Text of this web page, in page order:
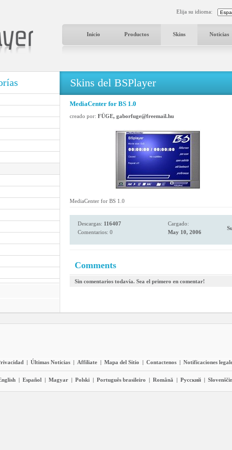
Elija su idioma:
Inicio Productos Skins Noticias
Skins del BSPlayer
MediaCenter for BS 1.0
creado por: FÜGE, gaborfuge@freemail.hu
MediaCenter for BS 1.0
Descargas: 116407
Comentarios: 0
Cargado:
May 10, 2006
Comments
Sin comentarios todavía. Sea el primero en comentar!
| Últimas Noticias | Affiliate | Mapa del Sitio | Contactenos | Notificaciones
| Español | Magyar | Polski | Português brasileiro | Română | Pyccĸий |